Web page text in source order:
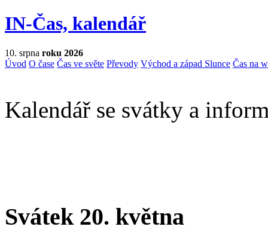
IN-Čas, kalendář
10. srpna roku 2026
Úvod O čase Čas ve světe Převody Východ a západ Slunce Čas na
Kalendář se svátky a
Svátek 20. května